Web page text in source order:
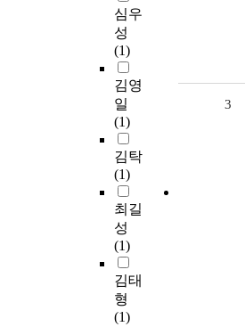
심우
성
(1)
김영
일
(1)
김탁
(1)
최길
성
(1)
김태
형
(1)
3